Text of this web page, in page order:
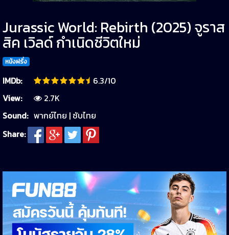
Jurassic World: Rebirth (2025) จูราส
สิค เวิลด์ กำเนิดชีวิตใหม่
หนังฝรั่ง
IMDb:
6.3/10
View:
2.7K
Sound: พากย์ไทย | ซับไทย
Share: